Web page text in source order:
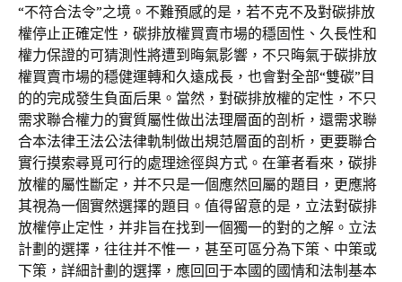
“不符合法令”之境。不難預感的是，若不克不及對碳排放
權停止正確定性，碳排放權買賣市場的穩固性、久長性和
權力保證的可猜測性將遭到晦氣影響，不只晦氣于碳排放
權買賣市場的穩健運轉和久遠成長，也會對全部“雙碳”目
的的完成發生負面后果。當然，對碳排放權的定性，不只
需求聯合權力的實質屬性做出法理層面的剖析，還需求聯
合本法律王法公法律軌制做出規范層面的剖析，更要聯合
實行摸索尋覓可行的處理途徑與方式。在筆者看來，碳排
放權的屬性斷定，并不只是一個應然回屬的題目，更應將
其視為一個實然選擇的題目。值得留意的是，立法對碳排
放權停止定性，并非旨在找到一個獨一的對的之解。立法
計劃的選擇，往往并不惟一，甚至可區分為下策、中策或
下策，詳細計劃的選擇，應回回于本國的國情和法制基本